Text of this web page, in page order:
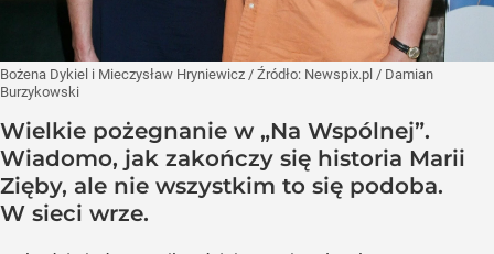
Bożena Dykiel i Mieczysław Hryniewicz / Źródło: Newspix.pl / Damian
Burzykowski
Wielkie pożegnanie w „Na Wspólnej”.
Wiadomo, jak zakończy się historia Marii
Zięby, ale nie wszystkim to się podoba.
W sieci wrze.